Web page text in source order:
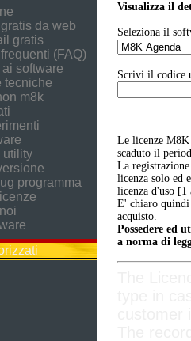
da web
gratis
(FAQ)
software
tecniche
m8k
utility
programma
Visualizza il
Seleziona il
Scrivi il codice
Le licenze M8K
scaduto il
La
licenza solo ed
licenza d'uso [1
E' chiaro quindi
acquisto.
Possedere ed
a norma di